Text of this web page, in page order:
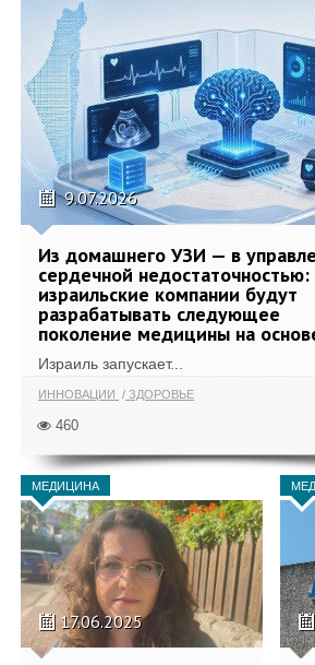
9.07.2026
Из домашнего УЗИ — в
сердечной недостаточностью:
израильские компании будут
разрабатывать следующее
поколение медицины на
Израиль запускает...
ИННОВАЦИИ ЗДОРОВЬЕ
460
МЕДИЦИНА
17.06.2025